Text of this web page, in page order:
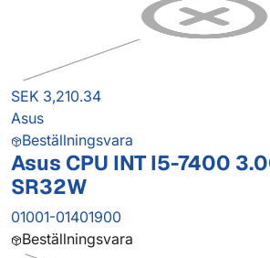
SEK 3,210.34
Asus
Beställningsvara
Asus CPU INT I5-7400
SR32W
01001-01401900
Beställningsvara